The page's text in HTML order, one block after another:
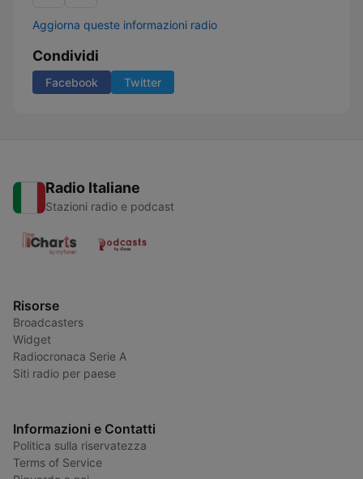
Aggiorna queste informazioni radio
Condividi
Facebook Twitter
Radio Italiane
Stazioni radio e podcast
Risorse
Broadcasters
Widget
Radiocronaca Serie A
Siti radio per paese
Informazioni e Contatti
Politica sulla riservatezza
Terms of Service